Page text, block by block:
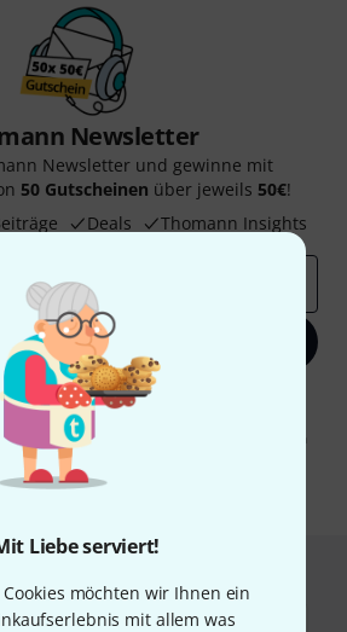
Liebe serviert!
möchten wir Ihnen ein
mit allem was
Newsletter
Newsletter und gewinne mit
50 Gutscheinen über jeweils 50€!
Deals Thomann Insights
Jetzt anmelden
stimmen Sie dem Erhalt von E-Mail-
des E-Mail-Nutzungsverhaltens zu. Die
Weitere Informationen finden Sie in
Datenschutzhinweisen
* Pflichtfeld
bezahlen